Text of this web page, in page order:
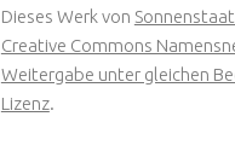
Dieses Werk von
Creative Commons
Weitergabe unter gleichen
Lizenz.